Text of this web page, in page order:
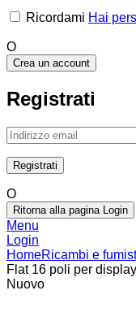
Ricordami Hai
O
Crea un account
Registrati
O
Ritorna alla pagina Login
Menu
Login
HomeRicambi e
Flat 16 poli per
Nuovo